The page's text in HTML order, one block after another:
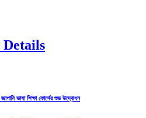
ভাষা শিক্ষা কোর্সের শুভ উদ্বোধন